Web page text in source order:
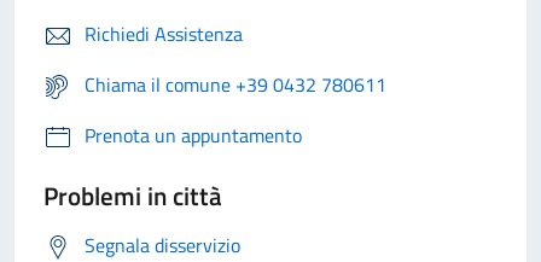
Richiedi Assistenza
Chiama il comune +39 0432 780611
Prenota un appuntamento
Problemi in città
Segnala disservizio